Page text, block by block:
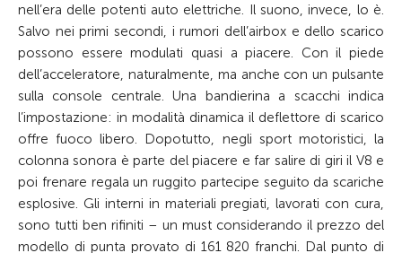
nell’era delle potenti auto elettriche. Il suono, invece, lo è.
Salvo nei primi secondi, i rumori dell’airbox e dello scarico
possono essere modulati quasi a piacere. Con il piede
dell’acceleratore, naturalmente, ma anche con un pulsante
sulla console centrale. Una bandierina a scacchi indica
l’impostazione: in modalità dinamica il deflettore di scarico
offre fuoco libero. Dopotutto, negli sport motoristici, la
colonna sonora è parte del piacere e far salire di giri il V8 e
poi frenare regala un ruggito partecipe seguito da scariche
esplosive. Gli interni in materiali pregiati, lavorati con cura,
sono tutti ben rifiniti – un must considerando il prezzo del
modello di punta provato di 161 820 franchi. Dal punto di